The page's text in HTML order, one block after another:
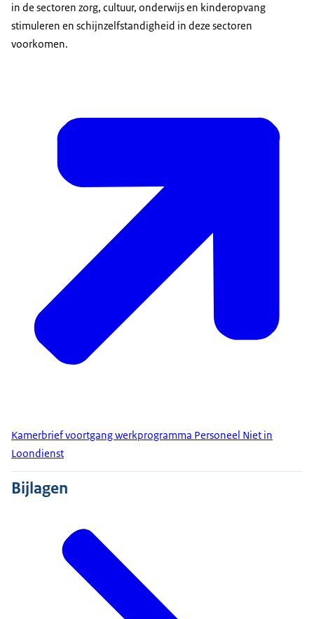
in de sectoren zorg, cultuur, onderwijs en kinderopvang
stimuleren en schijnzelfstandigheid in deze sectoren
voorkomen.
Kamerbrief voortgang werkprogramma Personeel Niet in
Loondienst
Bijlagen